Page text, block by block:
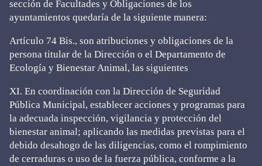
sección de Facultades y Obligaciones de los
ayuntamientos quedaría de la siguiente manera:
Artículo 74 Bis., son atribuciones y obligaciones de la
persona titular de la Dirección o el Departamento de
Ecología y Bienestar Animal, las siguientes
XI. En coordinación con la Dirección de Seguridad
Pública Municipal, establecer acciones y programas para
la adecuada inspección, vigilancia y protección del
bienestar animal; aplicando las medidas previstas para el
debido desahogo de las diligencias, como el rompimiento
de cerraduras o uso de la fuerza pública, conforme a la